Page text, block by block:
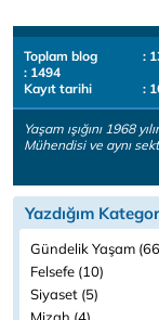
Toplam blog
:
: 1494
Kayıt tarihi
:
Yaşam ışığını 1968
Mühendisi ve aynı
Yazdığım
Gündelik Yaşam
Felsefe (10)
Siyaset (5)